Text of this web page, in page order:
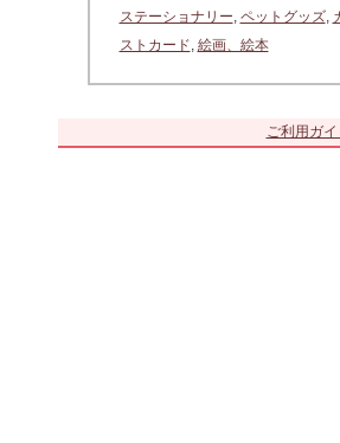
ステーショナリー, ペットグッズ,
ストカード, 絵画、絵本
ご利用ガイ